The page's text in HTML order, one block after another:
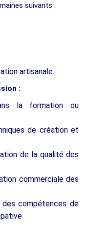
suivants :
artisanale.
:
la formation ou
de création et
de la qualité des
commerciale des
compétences de